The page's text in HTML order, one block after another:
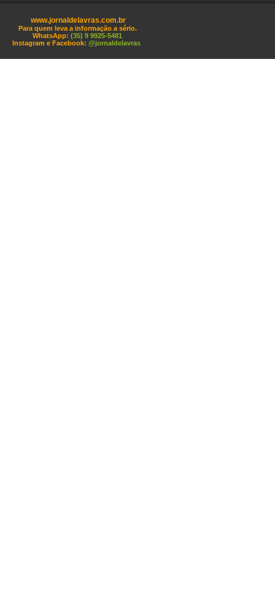
www.jornaldelavras.com.br
Para quem leva a informação a sério.
WhatsApp: (35) 9 9925-5481
Instagram e Facebook: @jornaldelavras